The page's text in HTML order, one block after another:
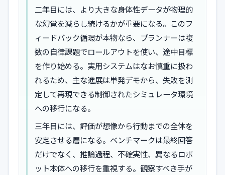
二年目には、より大きな身体性データが物理的
な幻覚を減らし続けるかが重要になる。このフ
ィードバック循環が本物なら、プランナーは複
数の自律課題でロールアウトを使い、途中目標
を作り始める。実用システムはなお慎重に扱わ
れるため、主な進展は単発デモから、失敗を測
定して再現できる制御されたシミュレータ環境
への移行になる。
三年目には、評価が想像から行動までの全体を
安定させる層になる。ベンチマークは最終回答
だけでなく、推論過程、不確実性、異なるロボ
ット本体への移行を重視する。観察すべき手が